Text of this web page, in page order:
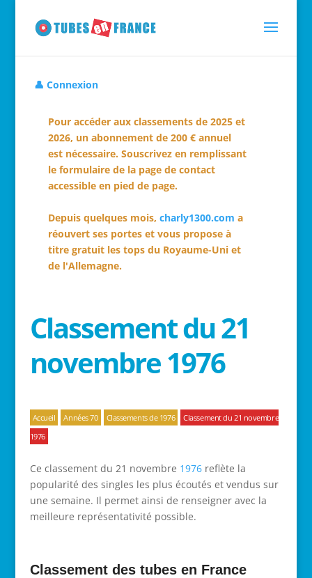
👤 Connexion
Pour accéder aux classements de 2025 et
2026, un abonnement de 200 € annuel
est nécessaire. Souscrivez en remplissant
le formulaire de la page de contact
accessible en pied de page.
Depuis quelques mois, charly1300.com a
réouvert ses portes et vous propose à
titre gratuit les tops du Royaume-Uni et
de l'Allemagne.
Classement du 21
novembre 1976
Accueil Années 70 Classements de 1976
Classement du 21 novembre
1976
Ce classement du 21 novembre 1976reflète la
popularité des singles les plus écoutés et vendus sur
une semaine. Il permet ainsi de renseigner avec la
meilleure représentativité possible.
Classement des tubes en France